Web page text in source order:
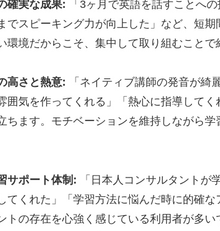
確実な成果: 「3ヶ月で英語を話すことへ
でスピーキング力が向上した」など、短
環境だからこそ、集中して取り組むことで
高さと熱意: 「ネイティブ講師の発音が綺
囲気を作ってくれる」「熱心に指導して
ちます。モチベーションを維持しながら
サポート体制: 「日本人コンサルタントが
てくれた」「学習方法に悩んだ時に的確
トの存在を心強く感じている利用者が多